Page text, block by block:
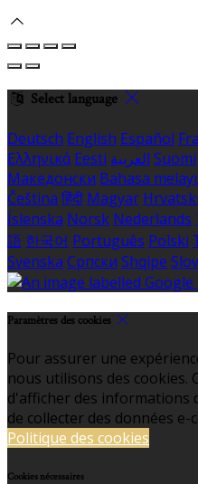
Select language
Deutsch English Español
Ελληνικά Eesti العربية Suomi
Македонски Bahasa
Čeština हिंदी Magyar Hrvatski
Íslenska Norsk Nederlands
語 한국어 Português Polski
Svenska Српски Shqipe
Paramètres des cookies
Pour assurer une
nous utilisons des cookies.
d'afficher des informations
de collecter des données e-
Politique des cookies
Cookies nécessaires